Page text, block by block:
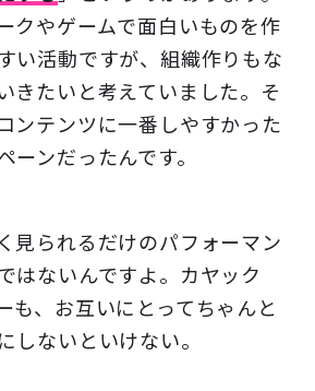
クやゲームで面白いものを作
い活動ですが、組織作りもな
きたいと考えていました。そ
ンテンツに一番しやすかった
ーンだったんです。
見られるだけのパフォーマン
はないんですよ。カヤック
も、お互いにとってちゃんと
しないといけない。